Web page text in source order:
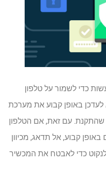
כדי לשמור על טלפון
באופן קבוע את מערכת
עם זאת, אם הטלפון
קבוע, אל תדאג, מכיוון
כדי לאבטח את המכשיר